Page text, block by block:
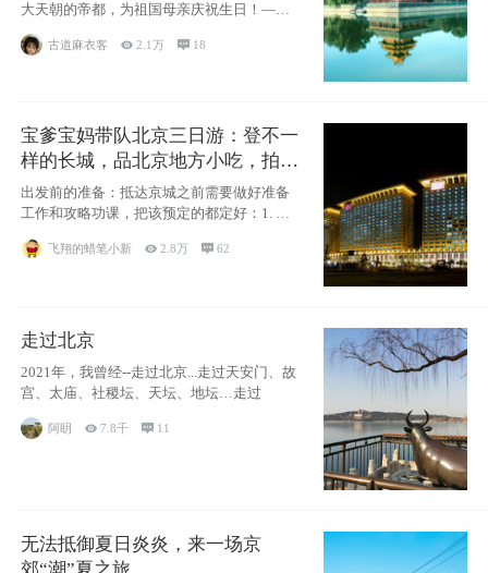
大天朝的帝都，为祖国母亲庆祝生日！——
古道麻衣客 2.1万  18
宝爹宝妈带队北京三日游：登不一
样的长城，品北京地方小吃，拍盘
古七星夜景！
出发前的准备：抵达京城之前需要做好准备
工作和攻略功课，把该预定的都定好：1. 酒
飞翔的蜡笔小新 2.8万 62
走过北京
2021年，我曾经--走过北京...走过天安门、故
宫、太庙、社稷坛、天坛、地坛…走过
阿眀 7.8千  11
无法抵御夏日炎炎，来一场京